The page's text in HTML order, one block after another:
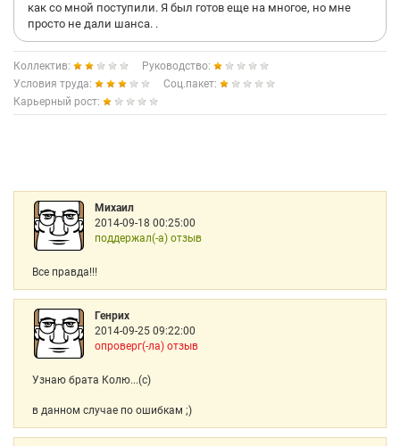
как со мной поступили. Я был готов еще на многое, но мне
просто не дали шанса. .
Коллектив:
Руководство:
Условия труда:
Соц.пакет:
Карьерный рост:
Михаил
2014-09-18 00:25:00
поддержал(-а) отзыв
Все правда!!!
Генрих
2014-09-25 09:22:00
опроверг(-ла) отзыв
Узнаю брата Колю...(с)
в данном случае по ошибкам ;)